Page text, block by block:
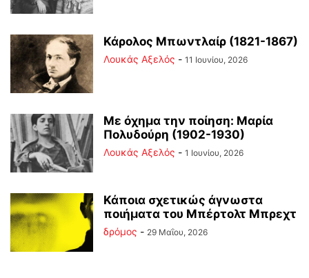
Κάρολος Μπωντλαίρ (1821-1867)
Λουκάς Αξελός - 11 Ιουνίου, 2026
Με όχημα την ποίηση: Μαρία
Πολυδούρη (1902-1930)
Λουκάς Αξελός - 1 Ιουνίου, 2026
Κάποια σχετικώς άγνωστα
ποιήματα του Μπέρτολτ Μπρεχτ
δρόμος - 29 Μαΐου, 2026